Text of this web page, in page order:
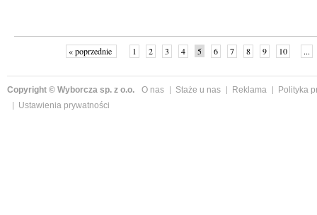
« poprzednie 1 2 3 4 5 6 7 8 9 10 ...
Copyright © Wyborcza sp. z o.o. O nas Staże u nas Reklama
Polityka
Ustawienia prywatności